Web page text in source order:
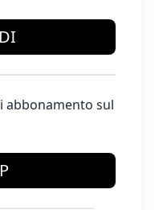
abbonamento sul